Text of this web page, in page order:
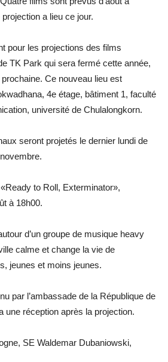
a lieu ce jour.
pour les projections des films
TK Park qui sera fermé cette année,
prochaine. Ce nouveau lieu est
4e étage, bâtiment 1, faculté
université de Chulalongkorn.
seront projetés le dernier lundi de
to Roll, Exterminator»,
à 18h00.
d’un groupe de musique heavy
calme et change la vie de
jeunes et moins jeunes.
par l’ambassade de la République de
une réception après la projection.
SE Waldemar Dubaniowski,